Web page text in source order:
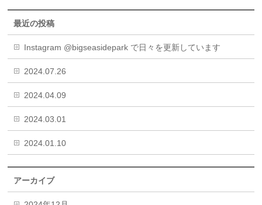
最近の投稿
Instagram @bigseasidepark で日々を更新しています
2024.07.26
2024.04.09
2024.03.01
2024.01.10
アーカイブ